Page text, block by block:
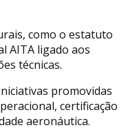
como o estatuto
AITA ligado aos
técnicas.
promovidas
certificação
aeronáutica.